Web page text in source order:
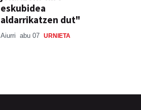
eskubidea
aldarrikatzen dut"
Aiurri abu 07 URNIETA